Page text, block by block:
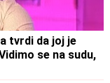
tvrdi da joj je
se na sudu,